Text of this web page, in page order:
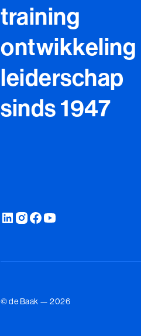
training
ontwikkeling
leiderschap
sinds 1947
© de Baak — 2026